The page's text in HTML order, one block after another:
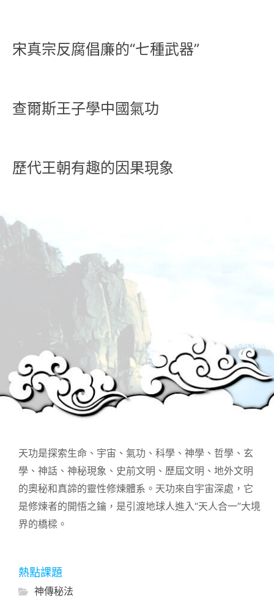
宋真宗反腐倡廉的“七種武器”
查爾斯王子學中國氣功
歷代王朝有趣的因果現象
天功是探索生命、宇宙、氣功、科學、神學、哲學、玄
學、神話、神秘現象、史前文明、歷屆文明、地外文明
的奧秘和真諦的靈性修煉體系。天功來自宇宙深處，它
是修煉者的開悟之鑰，是引渡地球人進入“天人合一”大境
界的橋樑。
熱點課題
神傳秘法